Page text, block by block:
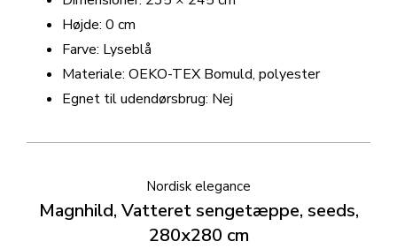
Højde: 0 cm
Farve: Lyseblå
Materiale: OEKO-TEX Bomuld, polyester
Egnet til udendørsbrug: Nej
Nordisk elegance
Magnhild, Vatteret sengetæppe, seeds,
280x280 cm